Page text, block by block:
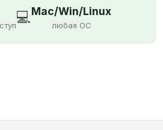
💻Mac/Win/Linux
любая ОС